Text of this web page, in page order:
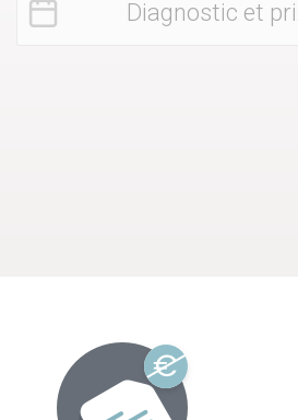
Diagnostic et